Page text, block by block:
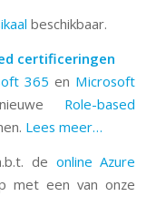
beschikbaar.
certificeringen
365 en Microsoft
Role-based
Lees meer…
de online Azure
met een van onze